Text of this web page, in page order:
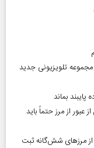
هنرمند منحصر‌به‌فردی را از دست دادیم/ پخش ۲ مجموعه تلویزیونی جدید
پایبند بماند
توصیه‌ای که قبل از عبور از مرز حتماً باید
بیش از ۴.۳ میلیون عبور از مرزهای شش‌گانه ثبت